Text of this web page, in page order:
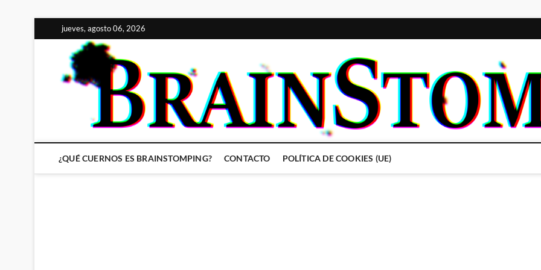
al
contenido
jueves, agosto 06, 2026
¿QUÉ CUERNOS ES BRAINSTOMPING? CONTACTO POLÍTICA DE COOKIES (UE)